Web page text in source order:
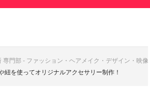
専門部 - ファッション・ヘアメイク・デザイン・映
紐を使ってオリジナルアクセサリー制作！